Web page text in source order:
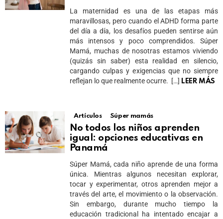
La maternidad es una de las etapas más
maravillosas, pero cuando el ADHD forma parte
del día a día, los desafíos pueden sentirse aún
más intensos y poco comprendidos. Súper
Mamá, muchas de nosotras estamos viviendo
(quizás sin saber) esta realidad en silencio,
cargando culpas y exigencias que no siempre
reflejan lo que realmente ocurre. […] LEER MÁS
Artículos Súper mamás
No todos los niños aprenden
igual: opciones educativas en
Panamá
Súper Mamá, cada niño aprende de una forma
única. Mientras algunos necesitan explorar,
tocar y experimentar, otros aprenden mejor a
través del arte, el movimiento o la observación.
Sin embargo, durante mucho tiempo la
educación tradicional ha intentado encajar a